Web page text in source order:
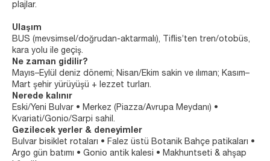
plajlar.
Ulaşım
BUS (mevsimsel/doğrudan‑aktarmalı), Tiflis’ten tren/otobüs,
kara yolu ile geçiş.
Ne zaman gidilir?
Mayıs–Eylül deniz dönemi; Nisan/Ekim sakin ve ılıman; Kasım–
Mart şehir yürüyüşü + lezzet turları.
Nerede kalınır
Eski/Yeni Bulvar • Merkez (Piazza/Avrupa Meydanı) •
Kvariati/Gonio/Sarpi sahil.
Gezilecek yerler & deneyimler
Bulvar bisiklet rotaları • Falez üstü Botanik Bahçe patikaları •
Argo gün batımı • Gonio antik kalesi • Makhuntseti & ahşap